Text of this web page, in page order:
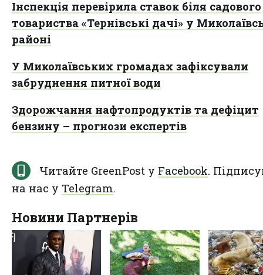
Інспекція перевірила ставок біля садового
товариства «Тернівські дачі» у
районі
У Миколаївських громадах зафіксували
забруднення питної води
Здорожчання нафтопродуктів та дефіцит
бензину – прогнози експертів
Читайте GreenPost у Facebook.
на нас у Telegram.